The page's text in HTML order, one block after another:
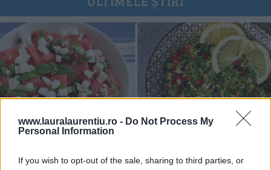
www.lauralaurentiu.ro - Do Not Process My
Personal Information
If you wish to opt-out of the sale, sharing to third parties, or